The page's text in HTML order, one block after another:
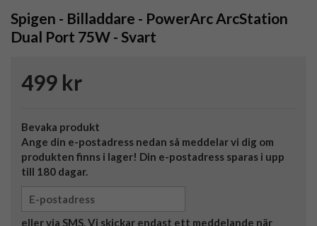
Spigen - Billaddare - PowerArc ArcStation
Dual Port 75W - Svart
499 kr
Bevaka produkt
Ange din e-postadress nedan så meddelar vi dig om
produkten finns i lager! Din e-postadress sparas i upp
till 180 dagar.
eller via SMS. Vi skickar endast ett meddelande när